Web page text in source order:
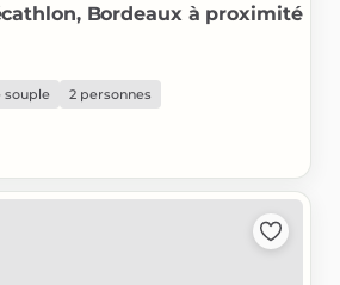
​,​ Bordeaux à proximité
souple 2 personnes